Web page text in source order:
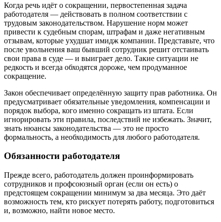
Когда речь идёт о сокращении, первостепенная задача
работодателя — действовать в полном соответствии с
трудовым законодательством. Нарушение норм может
привести к судебным спорам, штрафам и даже негативным
отзывам, которые ухудшат имидж компании. Представьте, что
после увольнения ваш бывший сотрудник решит отстаивать
свои права в суде — и выиграет дело. Такие ситуации не
редкость и всегда обходятся дороже, чем продуманное
сокращение.
Закон обеспечивает определённую защиту прав работника. Он
предусматривает обязательные уведомления, компенсации и
порядок выбора, кого именно сокращать из штата. Если
игнорировать эти правила, последствий не избежать. Значит,
знать нюансы законодательства — это не просто
формальность, а необходимость для любого работодателя.
Обязанности работодателя
Прежде всего, работодатель должен проинформировать
сотрудников и профсоюзный орган (если он есть) о
предстоящем сокращении минимум за два месяца. Это даёт
возможность тем, кто рискует потерять работу, подготовиться
и, возможно, найти новое место.